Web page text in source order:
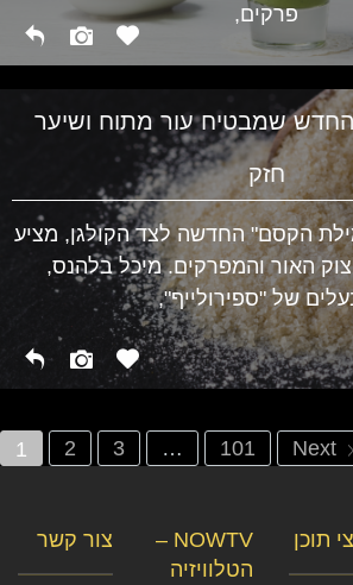
פרקים,
שמבטיח עור מתוח ושיער
חזק
הקסם" החדשה לצד הקולגן, מציע
האור והמפרקים. מיכל בלהנס,
של "ספירולייף",
… 101 Next
צור קשר
NOWTV –
הטלוויזיה
תוכן